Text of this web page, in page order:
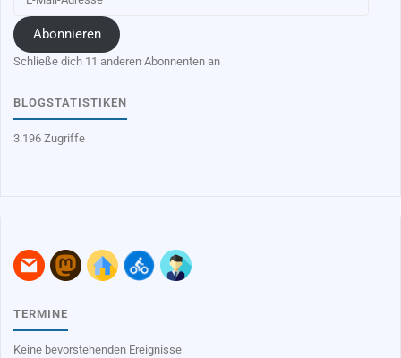
Mail-
Adresse
Abonnieren
Schließe dich 11 anderen Abonnenten an
BLOGSTATISTIKEN
3.196 Zugriffe
TERMINE
Keine bevorstehenden Ereignisse